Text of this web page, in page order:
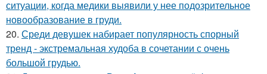
ситуации, когда медики выявили у нее подозрительное
новообразование в груди.
20. Среди девушек набирает популярность спорный
тренд - экстремальная худоба в сочетании с очень
большой грудью.